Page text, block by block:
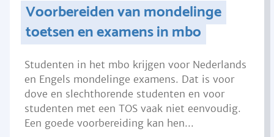
Voorbereiden van mondelinge
toetsen en examens in mbo
Studenten in het mbo krijgen voor Nederlands
en Engels mondelinge examens. Dat is voor
dove en slechthorende studenten en voor
studenten met een TOS vaak niet eenvoudig.
Een goede voorbereiding kan hen...